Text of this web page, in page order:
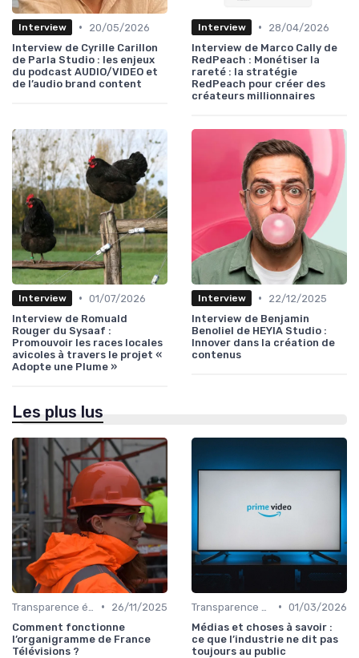
Interview •
20/05/2026
Interview de Cyrille Carillon
de Parla Studio : les enjeux
du podcast AUDIO/VIDEO et
de l’audio brand content
Interview •
28/04/2026
Interview de Marco Cally de
RedPeach : Monétiser la
rareté : la stratégie
RedPeach pour créer des
créateurs millionnaires
Interview • 01/07/2026
Interview de Romuald
Rouger du Sysaaf :
Promouvoir les races locales
avicoles à travers le projet «
Adopte une Plume »
Interview •
22/12/2025
Interview de Benjamin
Benoliel de HEYIA Studio :
Innover dans la création de
contenus
Les plus lus
•
26/11/2025
Comment fonctionne
l’organigramme de France
Télévisions ?
• 01/03/2026
Médias et choses à savoir :
ce que l’industrie ne dit pas
toujours au public